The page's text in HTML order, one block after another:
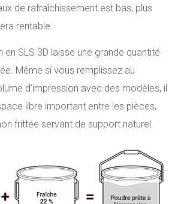
de rafraîchissement est bas, plus
rentable.
en SLS 3D laisse une grande quantité
Même si vous remplissez au
d’impression avec des modèles, il
libre important entre les pièces,
frittée servant de support naturel.